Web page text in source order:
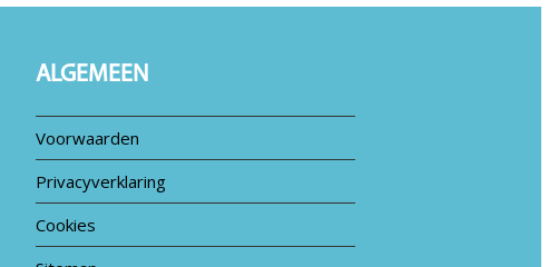
ALGEMEEN
Voorwaarden
Privacyverklaring
Cookies